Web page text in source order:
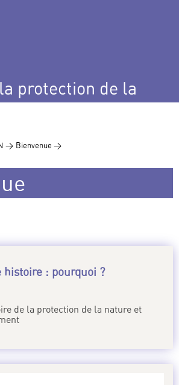
protection de la
> Bienvenue >
histoire : pourquoi ?
de la protection de la nature et